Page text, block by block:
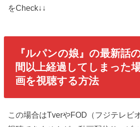
をCheck↓↓
『ルパンの娘』の最新話
間以上経過してしまった
画を視聴する方法
この場合はTverやFOD（フジテレビ